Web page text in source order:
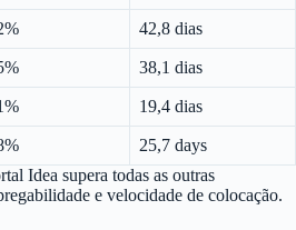
42,8 dias
38,1 dias
19,4 dias
25,7 days
Idea supera todas as outras
e velocidade de colocação.